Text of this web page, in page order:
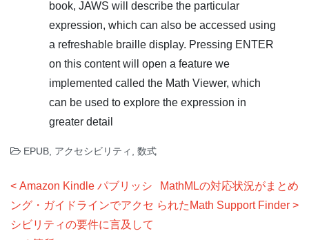
book, JAWS will describe the particular
expression, which can also be accessed using
a refreshable braille display. Pressing ENTER
on this content will open a feature we
implemented called the Math Viewer, which
can be used to explore the expression in
greater detail
EPUB, アクセシビリティ , 数式
投
稿
ナ
Amazon Kindle パブリッシ
ング・ガイドラインでアクセ
シビリティの要件に言及して
MathMLの対応状況がまとめ
られたMath Support Finder